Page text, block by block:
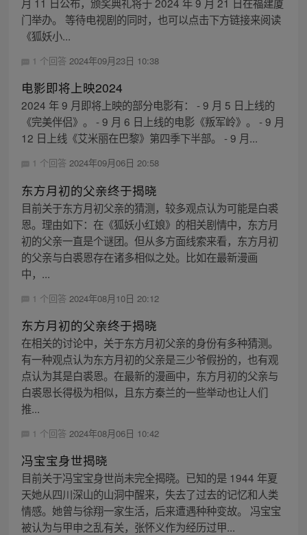
门举办。 等待电视剧的同时，也可以点击下方链接来阅读
《狐妖小...
1 个回答 2024年09月23日 10:38
电影即将上映2024
2024 年 9 月即将上映的部分电影有： - 9 月 5 日上线的
《完美伴侣》。 - 9 月 6 日上线的电影《叛军岭》。 - 9 月
12 日上线《艾米丽在巴黎》第四季下半部。 - 9 月...
1 个回答 2024年09月06日 20:58
东方月初的父亲终于揭晓
目前关于东方月初父亲的猜测，较多观点认为可能是白裘
恩。理由如下：在《狐妖小红娘》的相关剧情中，东方月
初的父亲一直是个谜团。但从多方面线索来看，东方月初
的父亲与白裘恩存在诸多相似之处。比如在最新漫画
中，...
1 个回答 2024年08月10日 20:12
东方月初的父亲终于揭晓
在相关的讨论中，关于东方月初父亲的身份有多种猜测。
有一种观点认为东方月初的父亲是三少爷假扮的，也有观
点认为其是白裘恩。在最新的漫画中，东方月初的父亲与
白裘恩长得极为相似，且东方秦兰的一些举动也让人们
推...
1 个回答 2024年08月06日 10:42
冯宝宝身世揭晓
目前关于冯宝宝身世尚未完全揭晓。已知的是 1944 年夏
天她从四川深山的山洞中醒来，失去了过去的记忆和人类
情感。她曾与徐翔一家生活，后来遭遇种种变故。 冯宝宝
被认为与甲申之乱有关，张怀义作为经历过甲...